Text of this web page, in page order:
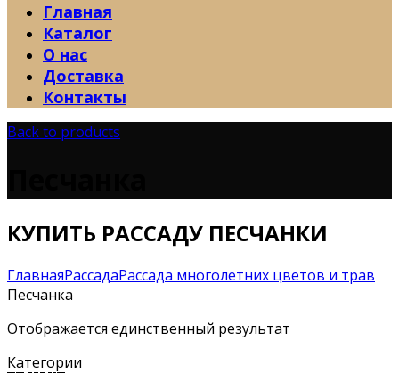
Главная
Каталог
О нас
Доставка
Контакты
Back to products
КУПИТЬ РАССАДУ ПЕСЧАНКИ
ГлавнаяРассадаРассада многолетних цветов и трав
Песчанка
Отображается единственный результат
Категории